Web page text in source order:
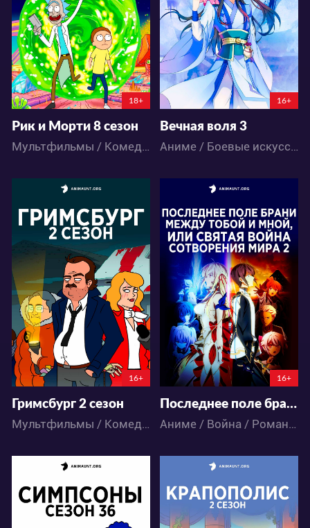
91 49
18+
Рик и Морти 8 сезон
Мультфильмы / Комедия / Приключения / Фантастика
137 219
16+
Вечная воля 3
Аниме / Боевые искусства / Исторический / Приключения / Фэнтези / Экшен
12853
68 35
16+
Гримсбург 2 сезон
Мультфильмы / Комедия
30193
55 27
16+
Последнее поле брани между тобой и мной, или Святая война сотворения мира 2
Аниме / Война / Романтика / Фэнтези / Экшен